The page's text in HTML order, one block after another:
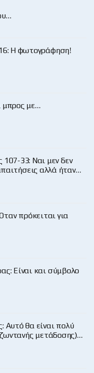
Η φωτογράφηση!
μπρος με…
33: Ναι μεν δεν
αλλά ήταν…
πρόκειται για
Είναι και σύμβολο
Αυτό θα είναι πολύ
μετάδοσης)…